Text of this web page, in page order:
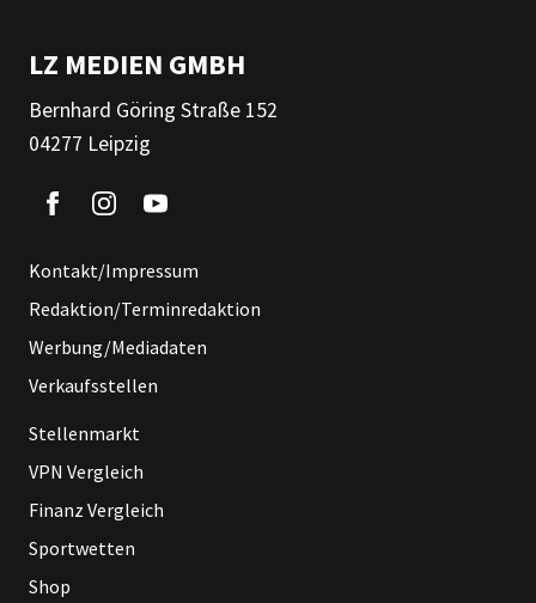
LZ MEDIEN GMBH
Bernhard Göring Straße 152
04277 Leipzig
Kontakt/Impressum
Redaktion/Terminredaktion
Werbung/Mediadaten
Verkaufsstellen
Stellenmarkt
VPN Vergleich
Finanz Vergleich
Sportwetten
Shop